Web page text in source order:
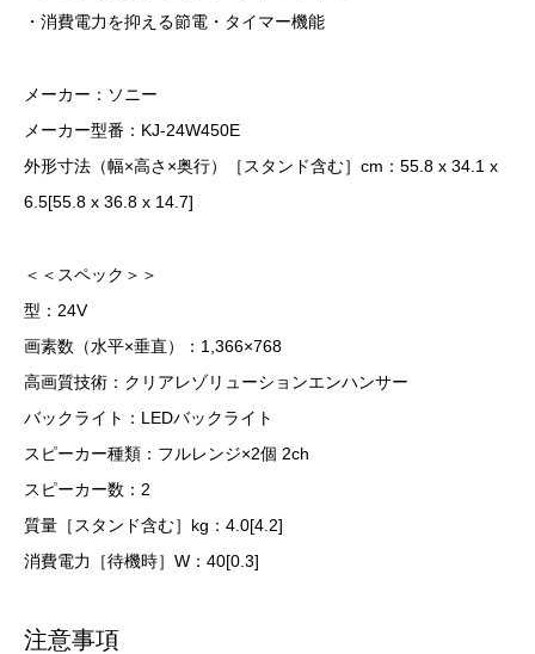
・消費電力を抑える節電・タイマー機能
メーカー：ソニー
メーカー型番：KJ-24W450E
外形寸法（幅×高さ×奥行）［スタンド含む］cm：55.8 x 34.1 x
6.5[55.8 x 36.8 x 14.7]
＜＜スペック＞＞
型：24V
画素数（水平×垂直）：1,366×768
高画質技術：クリアレゾリューションエンハンサー
バックライト：LEDバックライト
スピーカー種類：フルレンジ×2個 2ch
スピーカー数：2
質量［スタンド含む］kg：4.0[4.2]
消費電力［待機時］W：40[0.3]
注意事項